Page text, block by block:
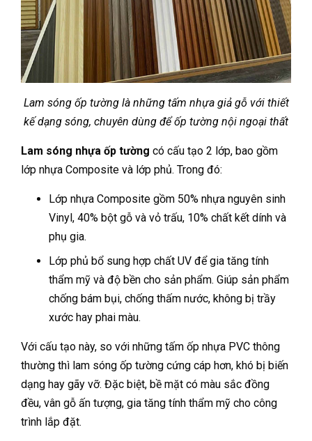
Lam sóng ốp tường là những tấm nhựa giả gỗ với thiết
kế dạng sóng, chuyên dùng để ốp tường nội ngoại thất
Lam sóng nhựa ốp tường có cấu tạo 2 lớp, bao gồm
lớp nhựa Composite và lớp phủ. Trong đó:
Lớp nhựa Composite gồm 50% nhựa nguyên sinh
Vinyl, 40% bột gỗ và vỏ trấu, 10% chất kết dính và
phụ gia.
Lớp phủ bổ sung hợp chất UV để gia tăng tính
thẩm mỹ và độ bền cho sản phẩm. Giúp sản phẩm
chống bám bụi, chống thấm nước, không bị trầy
xước hay phai màu.
Với cấu tạo này, so với những tấm ốp nhựa PVC thông
thường thì lam sóng ốp tường cứng cáp hơn, khó bị biến
dạng hay gãy vỡ. Đặc biệt, bề mặt có màu sắc đồng
đều, vân gỗ ấn tượng, gia tăng tính thẩm mỹ cho công
trình lắp đặt.